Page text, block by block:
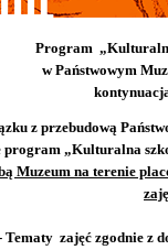
Program
w Państwowym
z przebudową
program „Kulturalna
Muzeum na terenie
Tematy zajęć zgodnie z